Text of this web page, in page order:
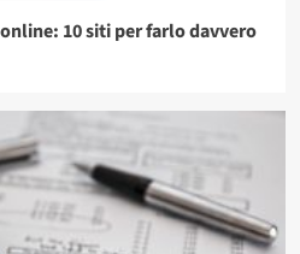
10 siti per farlo davvero